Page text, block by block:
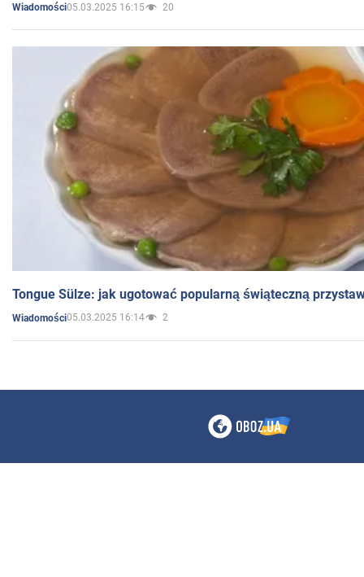
Wiadomości05.03.2025 16:15 20
Tongue Sülze: jak ugotować popularną świąteczną
Wiadomości05.03.2025 16:14 2